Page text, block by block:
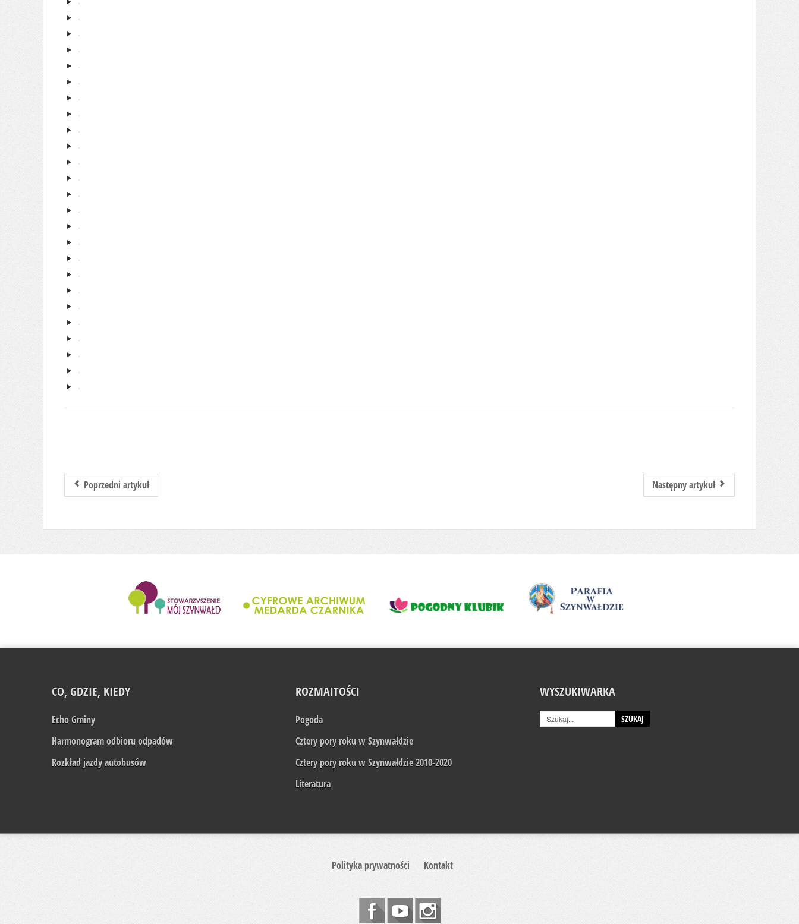
Poprzedni artykuł Następny artykuł
CO, GDZIE, KIEDY
Echo Gminy
Harmonogram odbioru odpadów
Rozkład jazdy autobusów
ROZMAITOŚCI
Pogoda
Cztery pory roku w Szynwałdzie
Cztery pory roku w Szynwałdzie 2010-2020
Literatura
WYSZUKIWARKA
SZUKAJ
Polityka prywatności Kontakt